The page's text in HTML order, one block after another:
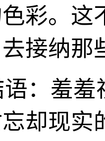
彩。这
接纳那
语：羞
却现实